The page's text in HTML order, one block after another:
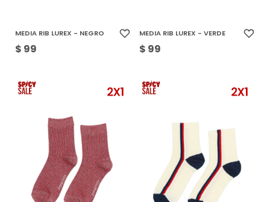
MEDIA RIB LUREX - NEGRO
$ 99
MEDIA RIB LUREX - VERDE
$ 99